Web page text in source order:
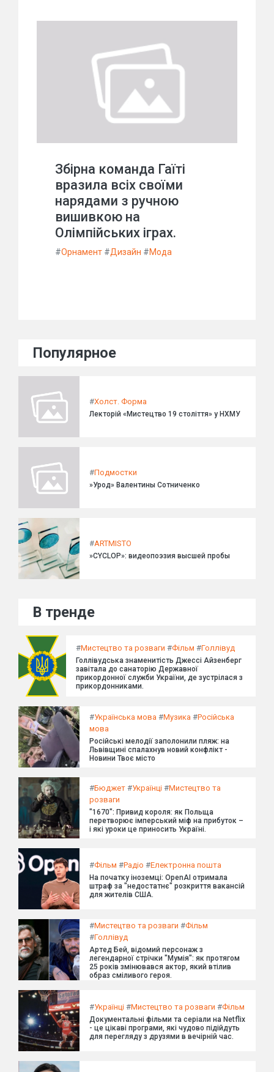
Збірна команда Гаїті
вразила всіх своїми
нарядами з ручною
вишивкою на
Олімпійських іграх.
#Орнамент #Дизайн #Мода
Популярное
#Холст. Форма
Лекторій «Мистецтво 19 століття» у НХМУ
#Подмостки
»Урод» Валентины Сотниченко
#ARTMISTO
»CYCLOP»: видеопоэзия высшей пробы
В тренде
#Мистецтво та розваги #Фільм #Голлівуд
Голлівудська знаменитість Джессі Айзенберг
завітала до санаторію Державної
прикордонної служби України, де зустрілася з
прикордонниками.
#Українська мова #Музика #Російська
мова
Російські мелодії заполонили пляж: на
Львівщині спалахнув новий конфлікт -
Новини Твоє місто
#Бюджет #Українці #Мистецтво та
розваги
"1670": Привид короля: як Польща
перетворює імперський міф на прибуток –
і які уроки це приносить Україні.
#Фільм #Радіо #Електронна пошта
На початку іноземці: OpenAI отримала
штраф за "недостатнє" розкриття вакансій
для жителів США.
#Мистецтво та розваги #Фільм
#Голлівуд
Артед Бей, відомий персонаж з
легендарної стрічки "Мумія": як протягом
25 років змінювався актор, який втілив
образ сміливого героя.
#Українці #Мистецтво та розваги #Фільм
Документальні фільми та серіали на Netflix
- це цікаві програми, які чудово підійдуть
для перегляду з друзями в вечірній час.